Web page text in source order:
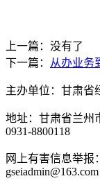
上一篇：没有了
下一篇：
从办业务
主办单位：甘肃省
地址：甘肃省兰州
0931-8800118
网上有害信息举报
gseiadmin@163.com